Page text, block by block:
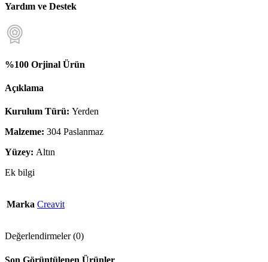
Yardım ve Destek
%100 Orjinal Ürün
Açıklama
Kurulum Türü: Yerden
Malzeme: 304 Paslanmaz
Yüzey: Altın
Ek bilgi
Marka Creavit
Değerlendirmeler (0)
Son Görüntülenen Ürünler